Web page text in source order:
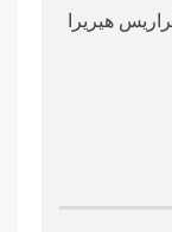
هيريرا